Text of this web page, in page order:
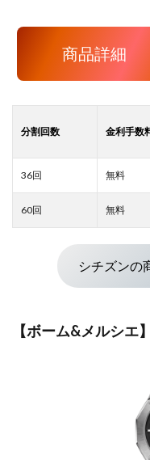
商品詳細
シチズンの
【ボーム&メルシエ